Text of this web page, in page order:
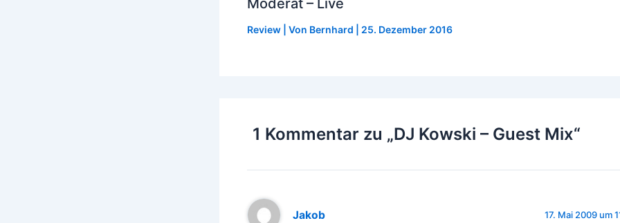
Moderat – Live
Review | Von Bernhard 25. Dezember 2016
1 Kommentar zu „DJ Kowski – Guest Mix“
Jakob 17. Mai 2009 um